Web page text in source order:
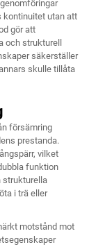
kontinuitet utan att
gör att
och strukturell
säkerställer
skulle tillåta
försämring
prestanda.
vilket
funktion
strukturella
i trä eller
motstånd mot